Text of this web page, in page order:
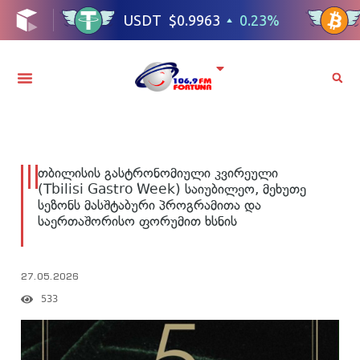
თბილისის გასტრონომიული კვირეული
(Tbilisi Gastro Week) საიუბილეო, მეხუთე
სეზონს მასშტაბური პროგრამითა და
საერთაშორისო ფორუმით ხსნის
27.05.2026
533